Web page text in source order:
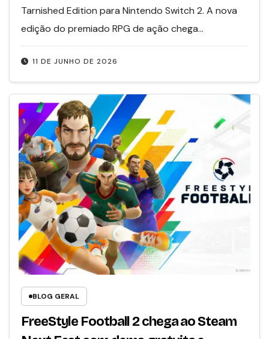
11 DE JUNHO DE 2026
Tarnished Edition para Nintendo Switch 2. A nova
edição do premiado RPG de ação chega…
BLOG GERAL
FreeStyle Football 2 chega ao Steam